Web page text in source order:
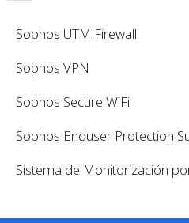
Sophos UTM Firewall
Sophos VPN
Sophos Secure WiFi
Sophos Enduser Protection
Sistema de Monitorización